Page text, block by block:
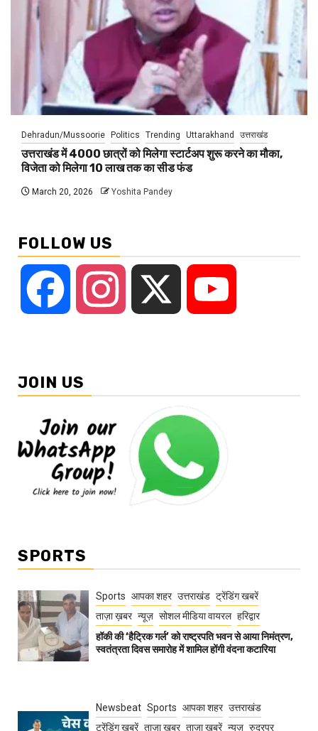
Dehradun/Mussoorie Politics Trending Uttarakhand उत्तराखंड
उत्तराखंड में 4000 छात्रों को मिलेगा स्टार्टअप शुरू करने का मौका,
विजेता को मिलेगा 10 लाख तक का सीड फंड
March 20, 2026 Yoshita Pandey
FOLLOW US
Facebook Instagram
JOIN US
SPORTS
Sports आपका शहर उत्तराखंड ट्रेंडिंग खबरें
ताज़ा ख़बर न्यूज़ सोशल मीडिया वायरल हरिद्वार
हॉकी की ‘हैट्रिक गर्ल’ को राष्ट्रपति भवन से आया निमंत्रण,
स्वतंत्रता दिवस समारोह में शामिल होंगी वंदना कटारिया
Newsbeat Sports आपका शहर उत्तराखंड
ट्रेंडिंग खबरें ताज़ा ख़बर ताज़ा ख़बरें न्यूज़ रुद्रपुर